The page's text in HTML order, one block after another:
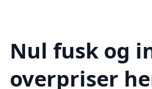
Nul fusk og
overpriser